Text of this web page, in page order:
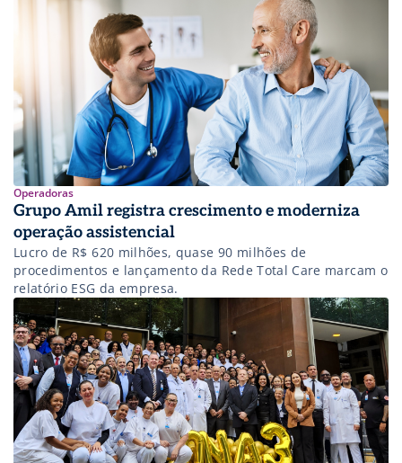
Operadoras
Grupo Amil registra crescimento e moderniza
operação assistencial
Lucro de R$ 620 milhões, quase 90 milhões de
procedimentos e lançamento da Rede Total Care marcam o
relatório ESG da empresa.